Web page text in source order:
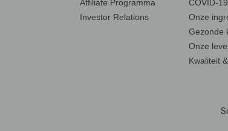
Affiliate Programma
Investor Relations
COVID-
Onze
Gezonde
Onze
Kwaliteit